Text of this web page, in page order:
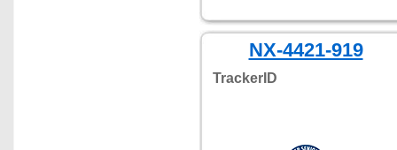
NX-4421-919
TrackerID